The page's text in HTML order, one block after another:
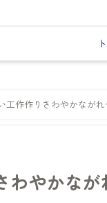
工作作りさわやかなが
わやかな